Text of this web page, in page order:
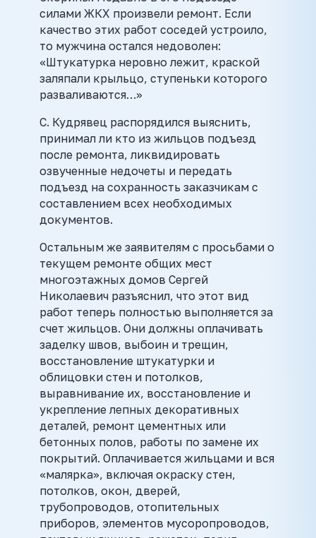
силами ЖКХ произвели ремонт. Если
качество этих работ соседей устроило,
то мужчина остался недоволен:
«Штукатурка неровно лежит, краской
заляпали крыльцо, ступеньки которого
разваливаются…»
С. Кудрявец распорядился выяснить,
принимал ли кто из жильцов подъезд
после ремонта, ликвидировать
озвученные недочеты и передать
подъезд на сохранность заказчикам с
составлением всех необходимых
документов.
Остальным же заявителям с просьбами о
текущем ремонте общих мест
многоэтажных домов Сергей
Николаевич разъяснил, что этот вид
работ теперь полностью выполняется за
счет жильцов. Они должны оплачивать
заделку швов, выбоин и трещин,
восстановление штукатурки и
облицовки стен и потолков,
выравнивание их, восстановление и
укрепление лепных декоративных
деталей, ремонт цементных или
бетонных полов, работы по замене их
покрытий. Оплачивается жильцами и вся
«малярка», включая окраску стен,
потолков, окон, дверей,
трубопроводов, отопительных
приборов, элементов мусоропроводов,